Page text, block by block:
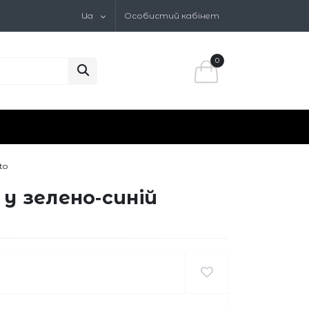
Ua Особистий кабінет
0
зелено‑синій